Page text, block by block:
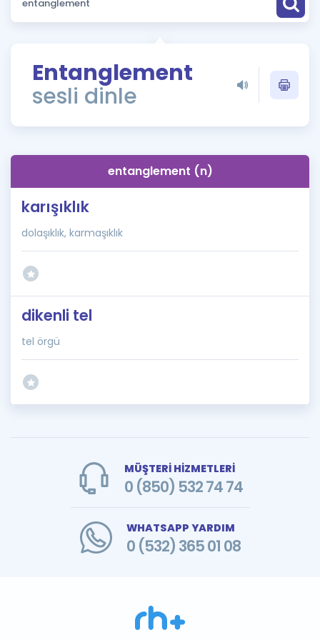
Puan Hesaplama
ÖSYM Sınav Takvimi
Kampanyalar
İngilizce Gramer
Entanglement
sesli dinle
entanglement (n)
karışıklık
dolaşıklık, karmaşıklık
dikenli tel
tel örgü
MÜŞTERİ HİZMETLERİ
0 (850) 532 74 74
WHATSAPP YARDIM
0 (532) 365 01 08